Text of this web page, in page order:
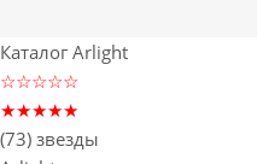
Каталог Arlight
☆☆☆☆☆
★★★★★
(73) звезды